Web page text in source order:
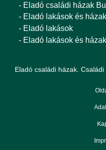
- Eladó családi házak
- Eladó lakások és házak
- Eladó lakások
- Eladó lakások és
Eladó családi házak.